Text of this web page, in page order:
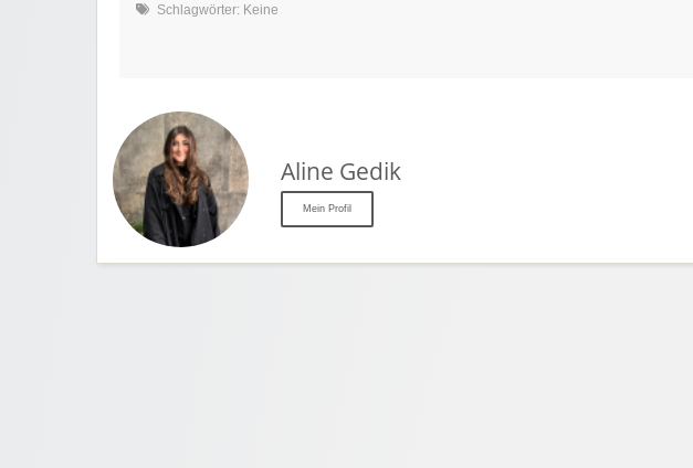
Schlagwörter: Keine
Aline Gedik
Mein Profil